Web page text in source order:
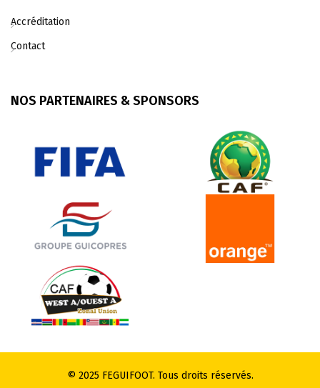
Accréditation
Contact
NOS PARTENAIRES & SPONSORS
© 2025 FEGUIFOOT. Tous droits réservés.